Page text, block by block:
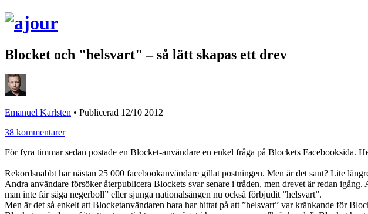
Blocket och "helsvart" – så lätt skapas ett drev
Emanuel Karlsten • Publicerad 12/10 2012
38 kommentarer
För fyra timmar sedan postade en Blocket-användare en enkel fråga på Blockets Facebooksida.
Rekordsnabbt har nästan 25 000 facebookanvändare gillat postningen. Men är det sant? Lite
Andra användare försöker återpublicera Blockets svar senare i tråden, men drevet är redan
man inte får säga negerboll” eller sjunga nationalsången nu också förbjudit ”helsvart”.
Men är det så enkelt att Blocketanvändaren bara har hittat på att ”helsvart” var kränkande för